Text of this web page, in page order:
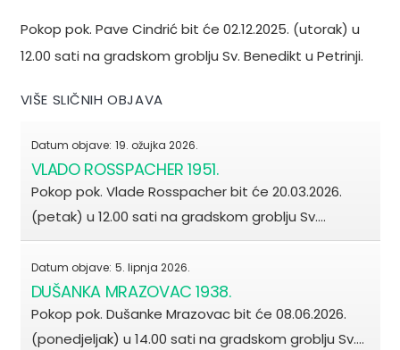
Pokop pok. Pave Cindrić bit će 02.12.2025. (utorak) u
12.00 sati na gradskom groblju Sv. Benedikt u Petrinji.
VIŠE SLIČNIH OBJAVA
Datum objave: 19. ožujka 2026.
VLADO ROSSPACHER 1951.
Pokop pok. Vlade Rosspacher bit će 20.03.2026.
(petak) u 12.00 sati na gradskom groblju Sv.…
Datum objave: 5. lipnja 2026.
DUŠANKA MRAZOVAC 1938.
Pokop pok. Dušanke Mrazovac bit će 08.06.2026.
(ponedjeljak) u 14.00 sati na gradskom groblju Sv.…